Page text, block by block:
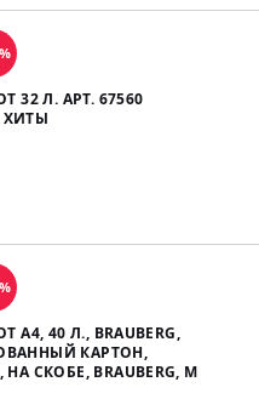
32 Л. АРТ. 67560
А4, 40 Л., BRAUBERG,
КАРТОН,
СКОБЕ, BRAUBERG, М